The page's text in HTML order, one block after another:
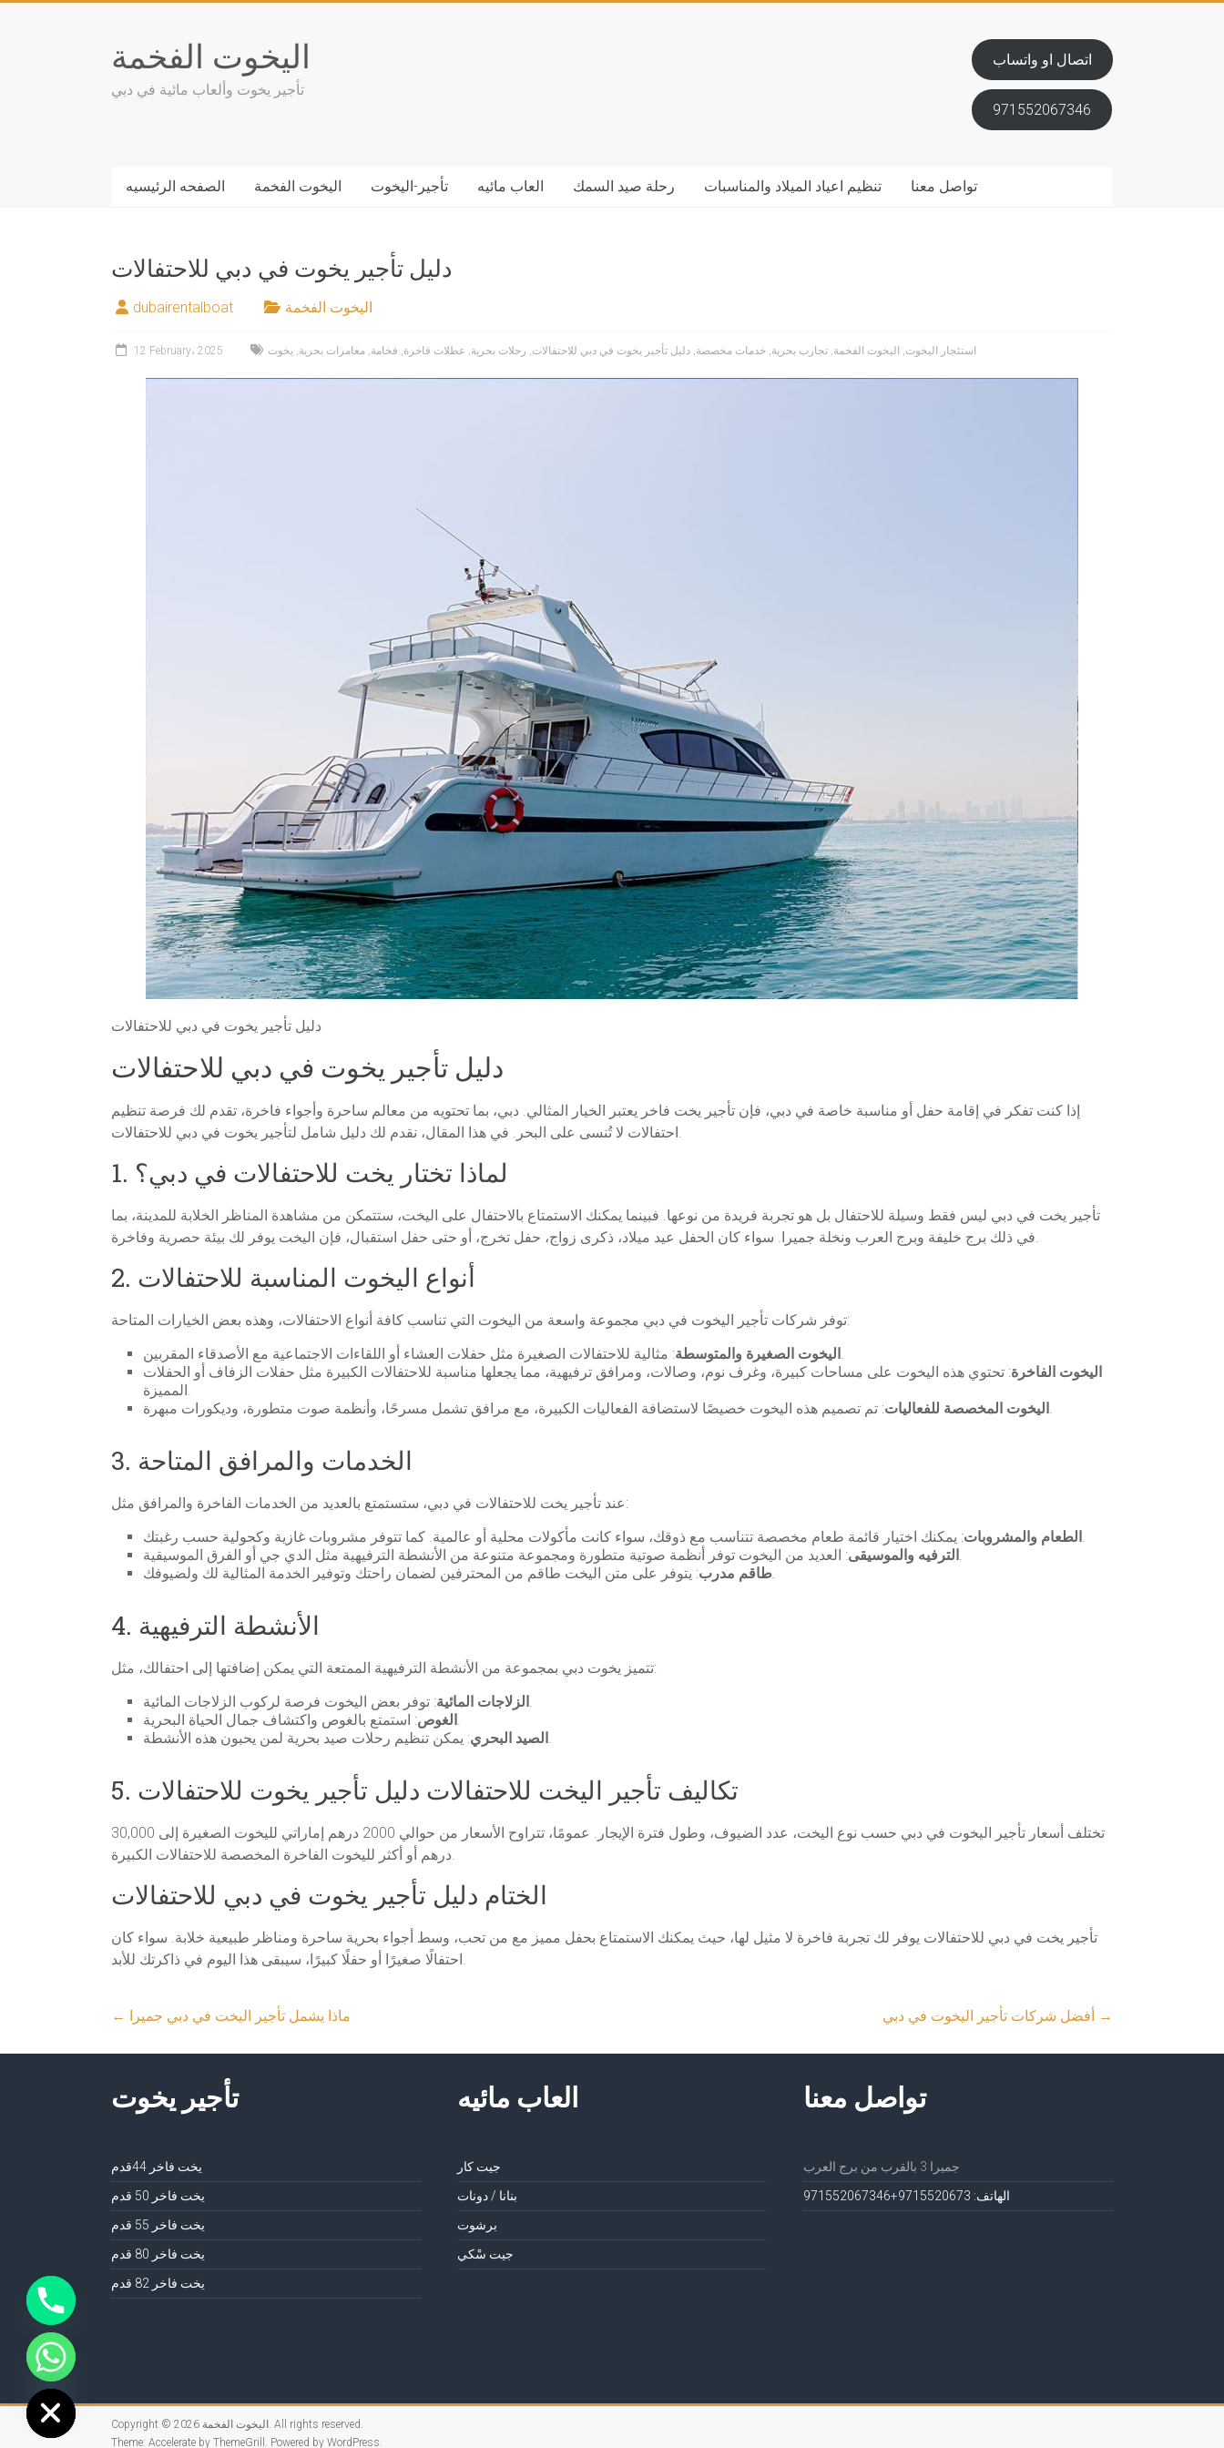
اليخوت الفخمة
تأجير يخوت وألعاب مائية في دبي
اتصال او واتساب
971552067346
الصفحه الرئيسيه اليخوت الفخمة تأجير-اليخوت العاب مائيه رحلة صيد السمك تنظيم اعياد الميلاد والمناسبات تواصل معنا
دليل تأجير يخوت في دبي للاحتفالات
dubairentalboat اليخوت الفخمة
12 February، 2025 استئجار اليخوت, اليخوت الفخمة, تجارب بحرية, خدمات مخصصة, دليل تأجير يخوت في دبي للاحتفالات, رحلات بحرية, عطلات فاخرة, فخامة, مغامرات بحرية, يخوت
دليل تأجير يخوت في دبي للاحتفالات
دليل تأجير يخوت في دبي للاحتفالات
إذا كنت تفكر في إقامة حفل أو مناسبة خاصة في دبي، فإن تأجير يخت فاخر يعتبر الخيار المثالي. دبي، بما تحتويه من معالم ساحرة وأجواء فاخرة، تقدم لك فرصة تنظيم
احتفالات لا تُنسى على البحر. في هذا المقال، نقدم لك دليل شامل لتأجير يخوت في دبي للاحتفالات.
1. لماذا تختار يخت للاحتفالات في دبي؟
تأجير يخت في دبي ليس فقط وسيلة للاحتفال بل هو تجربة فريدة من نوعها. فبينما يمكنك الاستمتاع بالاحتفال على اليخت، ستتمكن من مشاهدة المناظر الخلابة للمدينة، بما
في ذلك برج خليفة وبرج العرب ونخلة جميرا. سواء كان الحفل عيد ميلاد، ذكرى زواج، حفل تخرج، أو حتى حفل استقبال، فإن اليخت يوفر لك بيئة حصرية وفاخرة.
2. أنواع اليخوت المناسبة للاحتفالات
توفر شركات تأجير اليخوت في دبي مجموعة واسعة من اليخوت التي تناسب كافة أنواع الاحتفالات، وهذه بعض الخيارات المتاحة:
اليخوت الصغيرة والمتوسطة: مثالية للاحتفالات الصغيرة مثل حفلات العشاء أو اللقاءات الاجتماعية مع الأصدقاء المقربين.
اليخوت الفاخرة: تحتوي هذه اليخوت على مساحات كبيرة، وغرف نوم، وصالات، ومرافق ترفيهية، مما يجعلها مناسبة للاحتفالات الكبيرة مثل حفلات الزفاف أو الحفلات
المميزة.
اليخوت المخصصة للفعاليات: تم تصميم هذه اليخوت خصيصًا لاستضافة الفعاليات الكبيرة، مع مرافق تشمل مسرحًا، وأنظمة صوت متطورة، وديكورات مبهرة.
3. الخدمات والمرافق المتاحة
عند تأجير يخت للاحتفالات في دبي، ستستمتع بالعديد من الخدمات الفاخرة والمرافق مثل:
الطعام والمشروبات: يمكنك اختيار قائمة طعام مخصصة تتناسب مع ذوقك، سواء كانت مأكولات محلية أو عالمية. كما تتوفر مشروبات غازية وكحولية حسب رغبتك.
الترفيه والموسيقى: العديد من اليخوت توفر أنظمة صوتية متطورة ومجموعة متنوعة من الأنشطة الترفيهية مثل الدي جي أو الفرق الموسيقية.
طاقم مدرب: يتوفر على متن اليخت طاقم من المحترفين لضمان راحتك وتوفير الخدمة المثالية لك ولضيوفك.
4. الأنشطة الترفيهية
تتميز يخوت دبي بمجموعة من الأنشطة الترفيهية الممتعة التي يمكن إضافتها إلى احتفالك، مثل:
الزلاجات المائية: توفر بعض اليخوت فرصة لركوب الزلاجات المائية.
الغوص: استمتع بالغوص واكتشاف جمال الحياة البحرية.
الصيد البحري: يمكن تنظيم رحلات صيد بحرية لمن يحبون هذه الأنشطة.
5. تكاليف تأجير اليخت للاحتفالات دليل تأجير يخوت للاحتفالات
تختلف أسعار تأجير اليخوت في دبي حسب نوع اليخت، عدد الضيوف، وطول فترة الإيجار. عمومًا، تتراوح الأسعار من حوالي 2000 درهم إماراتي لليخوت الصغيرة إلى 30,000
درهم أو أكثر لليخوت الفاخرة المخصصة للاحتفالات الكبيرة.
الختام دليل تأجير يخوت في دبي للاحتفالات
تأجير يخت في دبي للاحتفالات يوفر لك تجربة فاخرة لا مثيل لها، حيث يمكنك الاستمتاع بحفل مميز مع من تحب، وسط أجواء بحرية ساحرة ومناظر طبيعية خلابة. سواء كان
احتفالًا صغيرًا أو حفلًا كبيرًا، سيبقى هذا اليوم في ذاكرتك للأبد.
← ماذا يشمل تأجير اليخت في دبي جميرا →
تأجير يخوت
يخت فاخر 44قدم
يخت فاخر 50 قدم
يخت فاخر 55 قدم
يخت فاخر 80 قدم
يخت فاخر 82 قدم
العاب مائيه
جيت كار
بنانا / دونات
برشوت
جيت سْكي
تواصل معنا
جميرا 3 بالقرب من برج العرب
الهاتف: 971552067 3+971552067346
Copyright © 2026 اليخوت الفخمة . All rights reserved.
Theme: Accelerate by ThemeGrill. Powered by WordPress.
chaty